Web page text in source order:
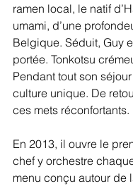
ramen local, le natif
umami, d’une
Belgique. Séduit, Guy
portée. Tonkotsu
Pendant tout son
culture unique. De
ces mets réconfortants.
En 2013, il ouvre le
chef y orchestre
menu conçu autour de